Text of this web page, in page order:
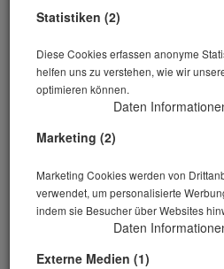
Statistiken (2)
Diese Cookies erfassen anonyme
helfen uns zu verstehen, wie wir
optimieren können.
Daten
Marketing (2)
Marketing Cookies werden von
verwendet, um personalisierte
indem sie Besucher über Websites
Daten
Externe Medien (1)